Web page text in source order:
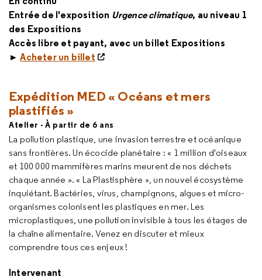
Entrée de l'exposition Urgence climatique, au niveau 1
des Expositions
Accès libre et payant, avec un billet Expositions
►Acheter un billet
Expédition MED « Océans et mers
plastifiés »
Atelier - À partir de 6 ans
La pollution plastique, une invasion terrestre et océanique
sans frontières. Un écocide planétaire : « 1 million d'oiseaux
et 100 000 mammifères marins meurent de nos déchets
chaque année ». « La Plastisphère », un nouvel écosystème
inquiétant. Bactéries, virus, champignons, algues et micro-
organismes colonisent les plastiques en mer. Les
microplastiques, une pollution invisible à tous les étages de
la chaîne alimentaire. Venez en discuter et mieux
comprendre tous ces enjeux !
Intervenant